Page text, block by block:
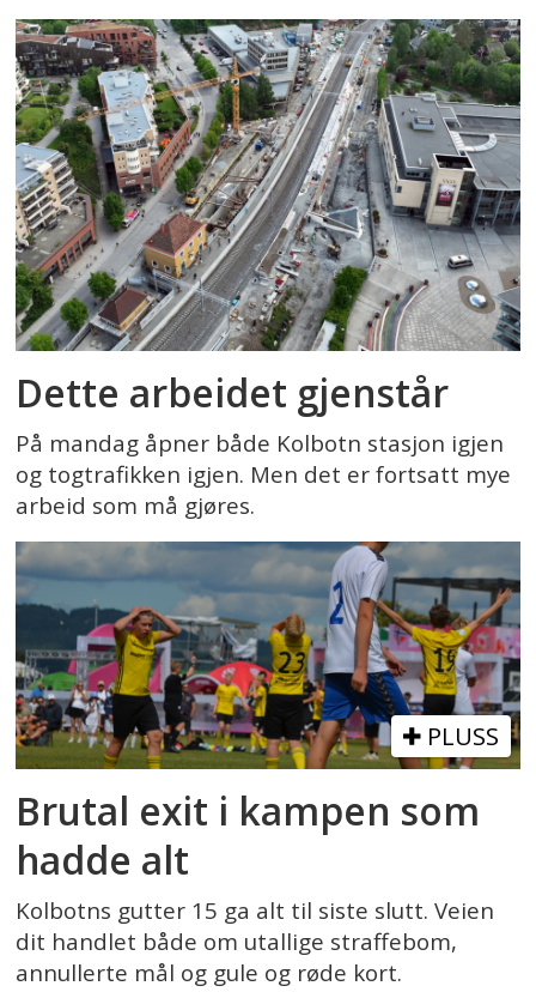
Dette arbeidet gjenstår
På mandag åpner både Kolbotn stasjon igjen
og togtrafikken igjen. Men det er fortsatt mye
arbeid som må gjøres.
PLUSS
Brutal exit i kampen som
hadde alt
Kolbotns gutter 15 ga alt til siste slutt. Veien
dit handlet både om utallige straffebom,
annullerte mål og gule og røde kort.